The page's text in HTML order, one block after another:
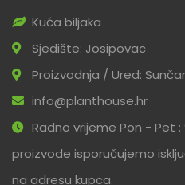
Kuća biljaka
Sjedište: Josipovac
Proizvodnja / Ured:
info@planthouse.hr
Radno vrijeme Pon - Pet :
proizvode isporučujemo
na adresu kupca.